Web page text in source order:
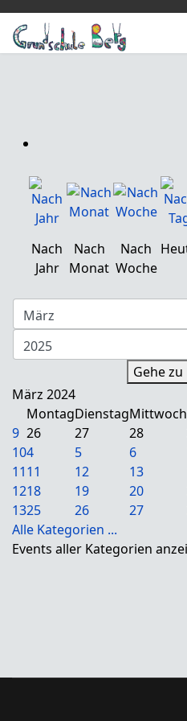
Nach
Jahr
Nach
Monat
Nach
Woche
Gehe
März 2024
MontagDienstagMittwoch
9 26 27 28
104 5 6
1111 12 13
1218 19 20
1325 26 27
Alle Kategorien ...
Events aller Kategorien